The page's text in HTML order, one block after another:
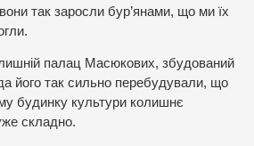
так заросли бур’янами, що ми їх
палац Масюкових, збудований
його так сильно перебудували, що
будинку культури колишнє
складно.